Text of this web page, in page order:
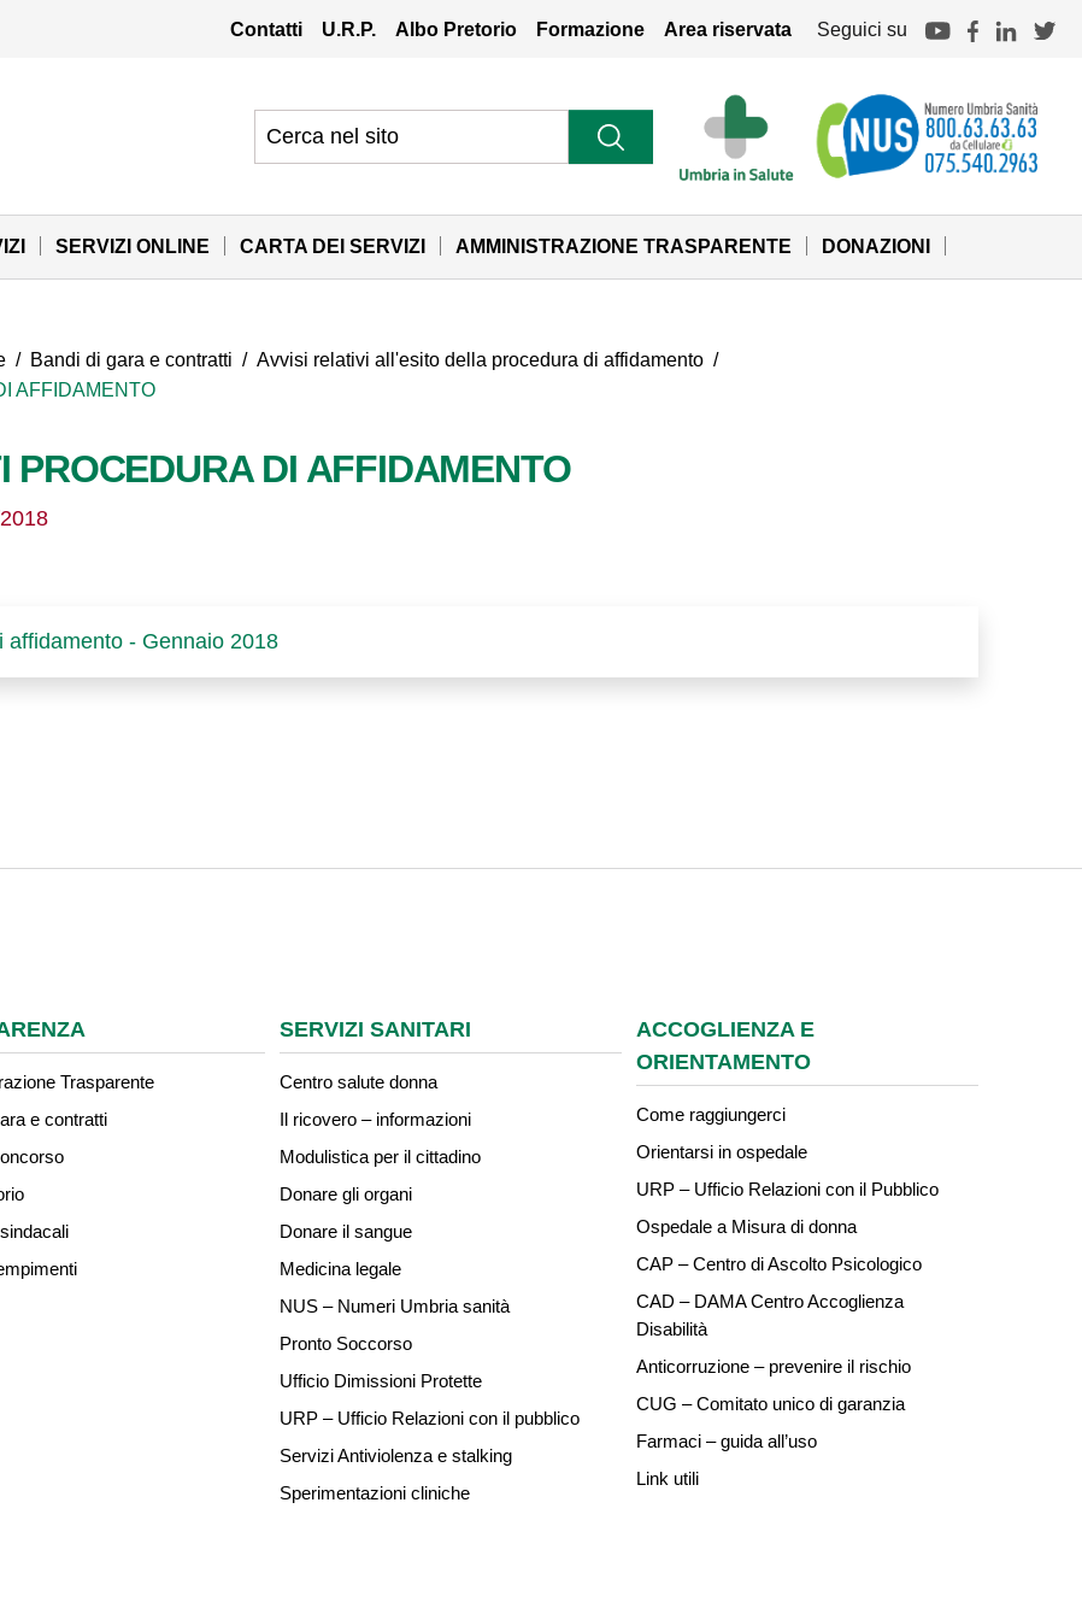
Contatti U.R.P. Albo Pretorio Formazione Area riservata Seguici su
SERVIZI ONLINE CARTA DEI SERVIZI AMMINISTRAZIONE TRASPARENTE
DONAZIONI
/ Bandi di gara e contratti / Avvisi relativi all'esito della procedura di affidamento /
AFFIDAMENTO
PROCEDURA DI AFFIDAMENTO
- Gennaio 2018
Trasparente
e contratti
SERVIZI SANITARI
Centro salute donna
Il ricovero – informazioni
Modulistica per il cittadino
Donare gli organi
Donare il sangue
Medicina legale
NUS – Numeri Umbria sanità
Pronto Soccorso
Ufficio Dimissioni Protette
URP – Ufficio Relazioni con il pubblico
Servizi Antiviolenza e stalking
Sperimentazioni cliniche
ACCOGLIENZA E
ORIENTAMENTO
Come raggiungerci
Orientarsi in ospedale
URP – Ufficio Relazioni con il Pubblico
Ospedale a Misura di donna
CAP – Centro di Ascolto Psicologico
CAD – DAMA Centro Accoglienza
Disabilità
Anticorruzione – prevenire il rischio
CUG – Comitato unico di garanzia
Farmaci – guida all’uso
Link utili